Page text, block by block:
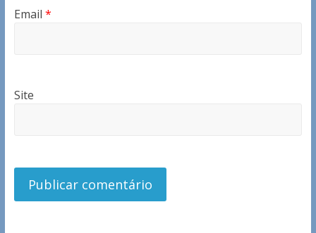
Email *
Site